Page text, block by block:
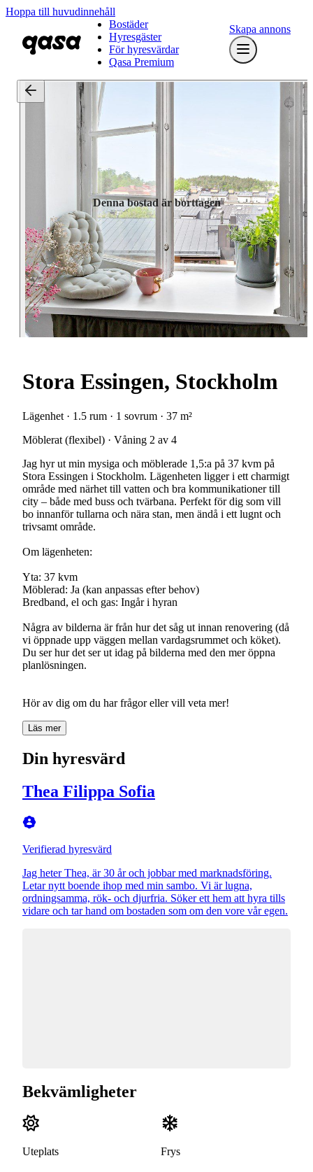
Hoppa till huvudinnehåll
Bostäder
Hyresgäster
För hyresvärdar
Qasa Premium
Skapa annons
Denna bostad är borttagen
Stora Essingen, Stockholm
Lägenhet · 1.5 rum · 1 sovrum · 37 m²
Möblerat (flexibel) · Våning 2 av 4
Jag hyr ut min mysiga och möblerade 1,5:a på 37 kvm på
Stora Essingen i Stockholm. Lägenheten ligger i ett charmigt
område med närhet till vatten och bra kommunikationer till
city – både med buss och tvärbana. Perfekt för dig som vill
bo innanför tullarna och nära stan, men ändå i ett lugnt och
trivsamt område.
Om lägenheten:
Yta: 37 kvm
Möblerad: Ja (kan anpassas efter behov)
Bredband, el och gas: Ingår i hyran
Några av bilderna är från hur det såg ut innan renovering (då
vi öppnade upp väggen mellan vardagsrummet och köket).
Du ser hur det ser ut idag på bilderna med den mer öppna
planlösningen.
Hör av dig om du har frågor eller vill veta mer!
Läs mer
Din hyresvärd
Thea Filippa Sofia
Verifierad hyresvärd
Jag heter Thea, är 30 år och jobbar med marknadsföring.
Letar nytt boende ihop med min sambo. Vi är lugna,
ordningsamma, rök- och djurfria. Söker ett hem att hyra tills
vidare och tar hand om bostaden som om den vore vår egen.
Bekvämligheter
Uteplats Frys